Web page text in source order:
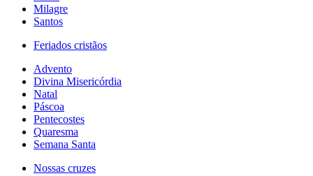
Milagre
Santos
Feriados cristãos
Advento
Divina Misericórdia
Natal
Páscoa
Pentecostes
Quaresma
Semana Santa
Nossas cruzes